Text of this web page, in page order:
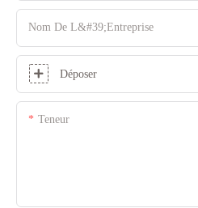
Nom De L&#39;entreprise
Déposer
Teneur